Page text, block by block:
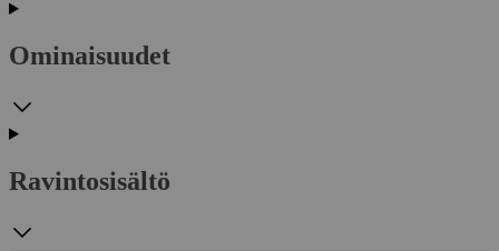
Ominaisuudet
Ravintosisältö